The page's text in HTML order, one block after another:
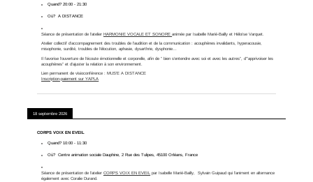
Quand?20:00 -21:30
Où?A DISTANCE
Séance de présentation de l'atelierHARMONIE VOCALE ET SONORE animée par Isabelle Marié-Bailly et Héloïse Varquet.
Atelier collectif d’accompagnement des troubles de l’audition et de la communication : acouphènes invalidants, hyperacousie,
misophonie, surdité, troubles de l’élocution, aphasie, dysarthrie, dysphonie…
Il favorise l’ouverture de l’écoute émotionnelle et corporelle, afin de ” bien s’entendre avec soi et avec les autres”, d'”apprivoiser les
acouphènes” et d’ajuster la relation à son environnement.
Lien permanent de visioconférence :MUS'E A DISTANCE
Inscription-paiement sur YAPLA
18 septembre 2026
CORPS VOIX EN EVEIL
Quand?10:00 -11:30
Où?Centre animation sociale Dauphine, 2 Rue des Tulipes, 45100 Orléans, France
Séance de présentation de l'atelierCORPS VOIX EN EVEIL
par Isabelle Marié-Bailly, Sylvain Guipaud qui l'animent en alternance
également avec Coralie Durand.